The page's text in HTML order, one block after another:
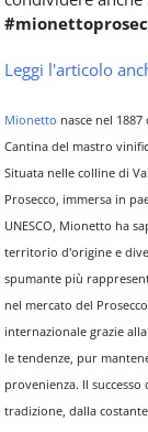
Leggi l'articolo
Mionetto nasce nel
Cantina del mastro
Situata nelle colline di
Prosecco, immersa in
UNESCO, Mionetto ha
territorio d'origine e
spumante più
nel mercato del
internazionale grazie
le tendenze, pur
provenienza. Il
tradizione, dalla